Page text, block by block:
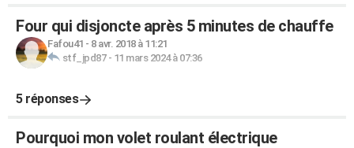
Four qui disjoncte après 5 minutes de chauffe
Fafou41 - 8 avr. 2018 à 11:21
stf_jpd87- 11 mars 2024 à 07:36
5 réponses
Pourquoi mon volet roulant électrique